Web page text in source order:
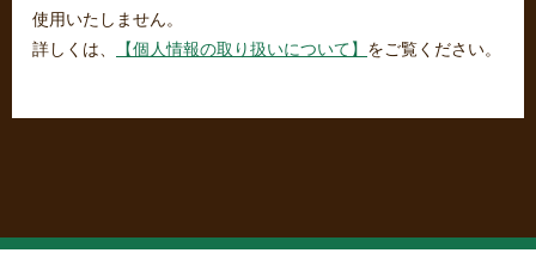
使用いたしません。
詳しくは、
【個人情報の取り扱いについて】 をご覧ください。